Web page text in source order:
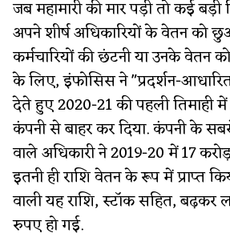
जब महामारी की मार पड़ी तो कई बड़ी
अपने शीर्ष अधिकारियों के वेतन को
कर्मचारियों की छंटनी या उनके वेतन
के लिए, इंफोसिस ने "प्रदर्शन-
देते हुए 2020-21 की पहली तिमाही में
कंपनी से बाहर कर दिया. कंपनी के
वाले अधिकारी ने 2019-20 में 17
इतनी ही राशि वेतन के रूप में प्राप्त
वाली यह राशि, स्टॉक सहित,
रुपए हो गई.